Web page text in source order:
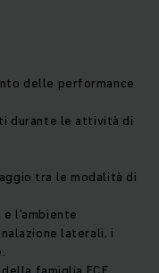
delle performance
durante le attività di
tra le modalità di
l'ambiente
laterali, i